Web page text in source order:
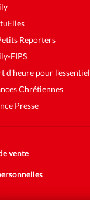
Reporters
FIPS
d'heure pour l'essentiel
Chrétiennes
Presse
vente